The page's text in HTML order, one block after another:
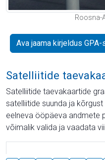
Roosna-
Ava jaama kirjeldus GPA-
Satelliitide
Satelliitide taevakaartide
satelliitide suunda ja
eelneva ööpäeva andmete
võimalik valida ja vaadata